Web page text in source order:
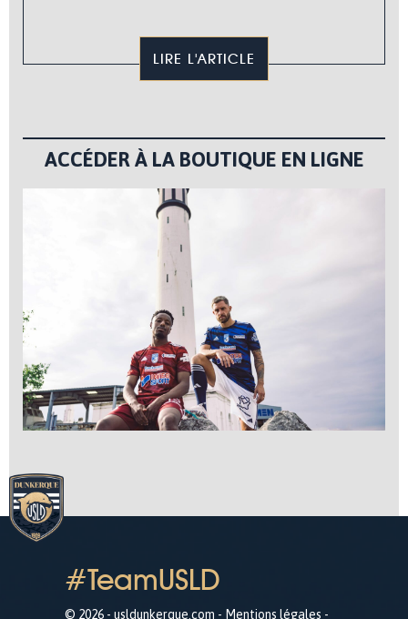
LIRE L'ARTICLE
ACCÉDER À LA BOUTIQUE EN LIGNE
#TeamUSLD
© 2026 - usldunkerque.com - Mentions légales -